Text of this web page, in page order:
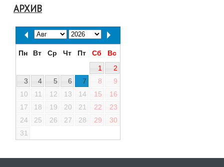
АРХИВ
Пн Вт Ср Чт Пт Сб
Вс
1
2
3
4 5 6 7 8
9
10
11 12 13 14 15
16
17
18 19 20 21 22
23
24
25 26 27 28 29
30
31